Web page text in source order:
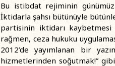
Bu istibdat rejiminin
İktidarla şahsı bütünüyle
partisinin iktidarı kaybetmesi
rağmen, ceza hukuku
2012’de yayımlanan bir
hizmetlerinden soğutmak!”